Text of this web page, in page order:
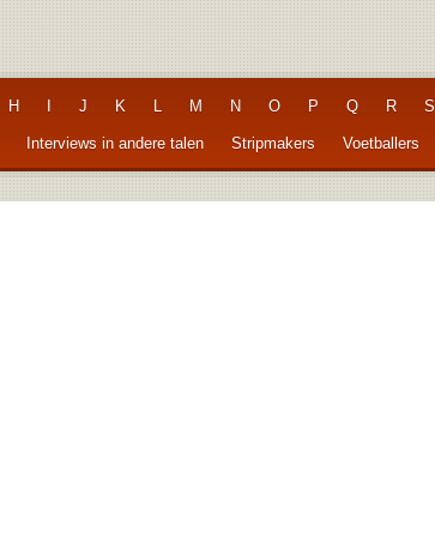
H J K L M N O P Q R S
Interviews in andere talen Stripmakers Voetballers